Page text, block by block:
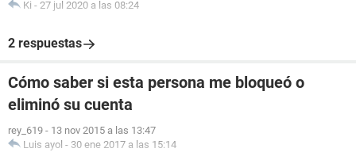
Ki - 27 jul 2020 a las 08:24
2 respuestas
Cómo saber si esta persona me bloqueó o
eliminó su cuenta
rey_619 - 13 nov 2015 a las 13:47
Luis ayol - 30 ene 2017 a las 15:14